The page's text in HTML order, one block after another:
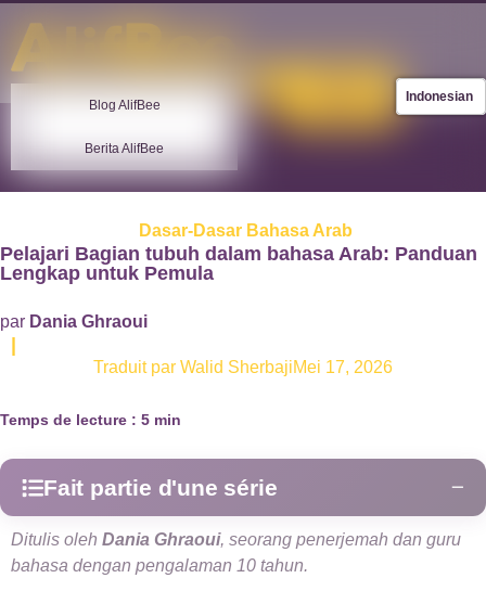
Blog AlifBee
Berita AlifBee
Indonesian
Dasar-Dasar Bahasa Arab
Pelajari Bagian tubuh dalam bahasa Arab: Panduan
Lengkap untuk Pemula
par Dania Ghraoui
Traduit par Walid SherbajiMei 17, 2026
Temps de lecture : 5 min
Fait partie d'une série −
Alfabet Arab 1 +
Ditulis oleh Dania Ghraoui, seorang penerjemah dan guru
bahasa dengan pengalaman 10 tahun.